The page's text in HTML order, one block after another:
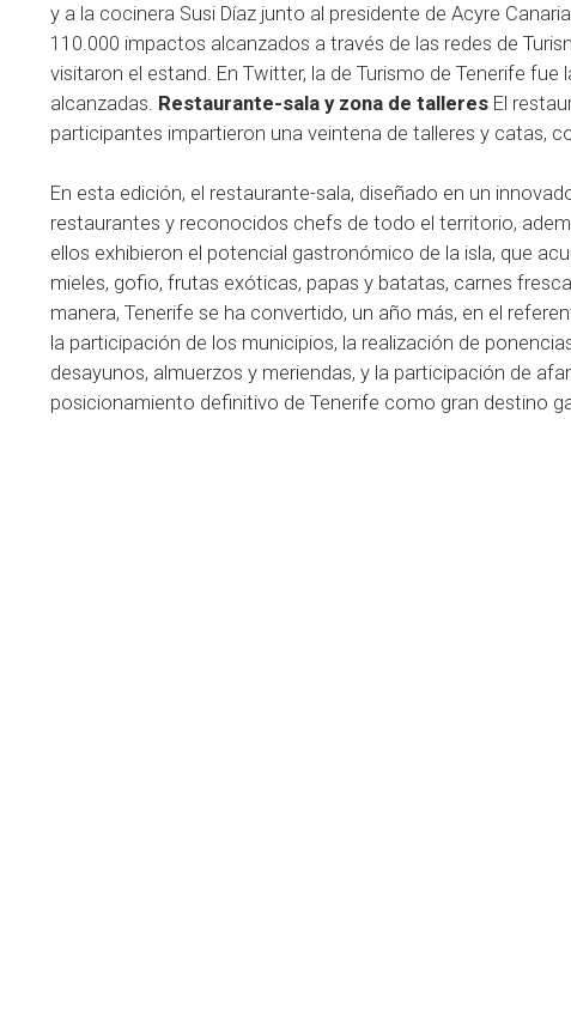
y a la cocinera Susi Díaz junto al presidente de Acyre
110.000 impactos alcanzados a través de las redes de
visitaron el estand. En Twitter, la de Turismo de Tenerife
alcanzadas. Restaurante-sala y zona de talleres El
participantes impartieron una veintena de talleres y catas,
En esta edición, el restaurante-sala, diseñado en un
restaurantes y reconocidos chefs de todo el territorio,
ellos exhibieron el potencial gastronómico de la isla, que
mieles, gofio, frutas exóticas, papas y batatas, carnes
manera, Tenerife se ha convertido, un año más, en el
la participación de los municipios, la realización de
desayunos, almuerzos y meriendas, y la participación de
posicionamiento definitivo de Tenerife como gran destino